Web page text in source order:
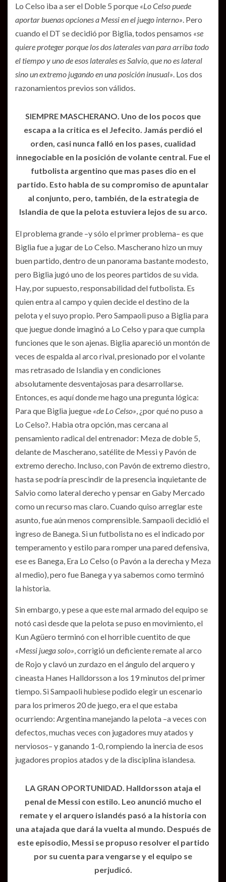
Lo Celso iba a ser el Doble 5 porque «Lo Celso puede
aportar buenas opciones a Messi en el juego interno» . Pero
cuando el DT se decidió por Biglia, todos pensamos «se
quiere proteger porque los dos laterales van para arriba todo
el tiempo y uno de esos laterales es Salvio, que no es lateral
sino un extremo jugando en una posición inusual» . Los dos
razonamientos previos son válidos.
SIEMPRE MASCHERANO. Uno de los pocos que
escapa a la critica es el Jefecito. Jamás perdió el
orden, casi nunca falló en los pases, cualidad
innegociable en la posición de volante central. Fue el
futbolista argentino que mas pases dio en el
partido. Esto habla de su compromiso de apuntalar
al conjunto, pero, también, de la estrategia de
Islandia de que la pelota estuviera lejos de su arco.
El problema grande –y sólo el primer problema– es que
Biglia fue a jugar de Lo Celso. Mascherano hizo un muy
buen partido, dentro de un panorama bastante modesto,
pero Biglia jugó uno de los peores partidos de su vida.
Hay, por supuesto, responsabilidad del futbolista. Es
quien entra al campo y quien decide el destino de la
pelota y el suyo propio. Pero Sampaoli puso a Biglia para
que juegue donde imaginó a Lo Celso y para que cumpla
funciones que le son ajenas. Biglia apareció un montón de
veces de espalda al arco rival, presionado por el volante
mas retrasado de Islandia y en condiciones
absolutamente desventajosas para desarrollarse.
Entonces, es aquí donde me hago una pregunta lógica:
Para que Biglia juegue «de Lo Celso» , ¿por qué no puso a
Lo Celso?. Habia otra opción, mas cercana al
pensamiento radical del entrenador: Meza de doble 5,
delante de Mascherano, satélite de Messi y Pavón de
extremo derecho. Incluso, con Pavón de extremo diestro,
hasta se podría prescindir de la presencia inquietante de
Salvio como lateral derecho y pensar en Gaby Mercado
como un recurso mas claro. Cuando quiso arreglar este
asunto, fue aún menos comprensible. Sampaoli decidió el
ingreso de Banega. Si un futbolista no es el indicado por
temperamento y estilo para romper una pared defensiva,
ese es Banega, Era Lo Celso (o Pavón a la derecha y Meza
al medio), pero fue Banega y ya sabemos como terminó
la historia.
Sin embargo, y pese a que este mal armado del equipo se
notó casi desde que la pelota se puso en movimiento, el
Kun Agüero terminó con el horrible cuentito de que
«Messi juega solo» , corrigió un deficiente remate al arco
de Rojo y clavó un zurdazo en el ángulo del arquero y
cineasta Hanes Halldorsson a los 19 minutos del primer
tiempo. Si Sampaoli hubiese podido elegir un escenario
para los primeros 20 de juego, era el que estaba
ocurriendo: Argentina manejando la pelota –a veces con
defectos, muchas veces con jugadores muy atados y
nerviosos– y ganando 1-0, rompiendo la inercia de esos
jugadores propios atados y de la disciplina islandesa.
LA GRAN OPORTUNIDAD. Halldorsson ataja el
penal de Messi con estilo. Leo anunció mucho el
remate y el arquero islandés pasó a la historia con
una atajada que dará la vuelta al mundo. Después de
este episodio, Messi se propuso resolver el partido
por su cuenta para vengarse y el equipo se
perjudicó.